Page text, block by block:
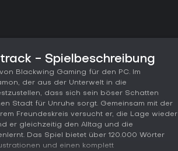
- Spielbeschreibung
Blackwing Gaming für den PC. Im
der aus der Unterwelt in die
dass sich sein böser Schatten
Stadt für Unruhe sorgt. Gemeinsam mit der
Freundeskreis versucht er, die Lage wieder
er gleichzeitig den Alltag und die
Das Spiel bietet über 120.000 Wörter
und einen komplett